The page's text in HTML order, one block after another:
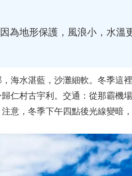
為地形保護，風浪小，水溫
，海水湛藍，沙灘細軟。冬季這
仁村古宇利。交通：從那霸機
意，冬季下午四點後光線變暗，